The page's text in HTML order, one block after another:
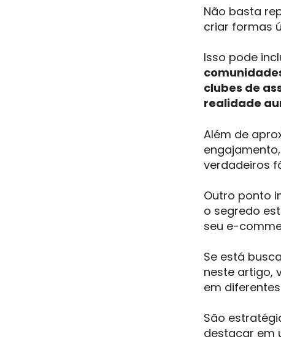
Não basta
criar formas
Isso pode
clubes de
realidade
Além de
verdadeiros
Outro ponto
o segredo
seu e-
Se está
neste artigo,
em
São
destacar em